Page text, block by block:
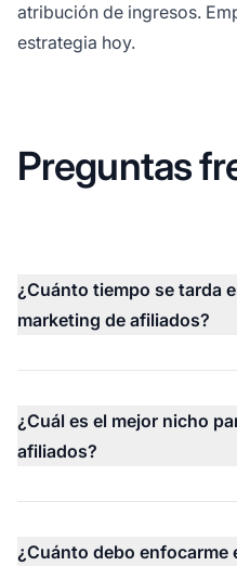
atribución de ingresos.
estrategia hoy.
Preguntas
¿Cuánto tiempo se tarda
marketing de afiliados?
¿Cuál es el mejor nicho
afiliados?
¿Cuánto debo enfocarme